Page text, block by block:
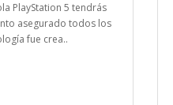
PlayStation 5 tendrás
asegurado todos los
fue crea..